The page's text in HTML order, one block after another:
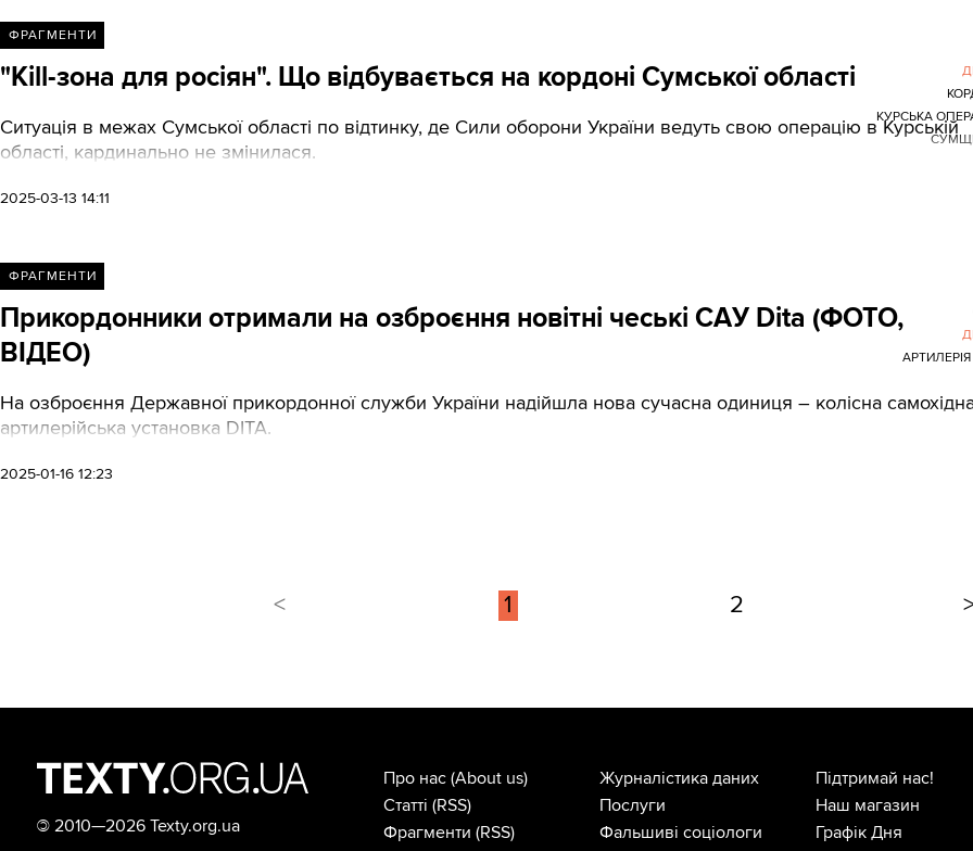
ФРАГМЕНТИ
"Kill-зона для росіян". Що відбувається на кордоні Сумської області
Ситуація в межах Сумської області по відтинку, де Сили оборони України ведуть свою операцію в Курській
області, кардинально не змінилася.
2025-03-13 14:11
КУРСЬКА
ФРАГМЕНТИ
Прикордонники отримали на озброєння новітні чеські САУ Dita (ФОТО,
ВІДЕО)
На озброєння Державної прикордонної служби України надійшла нова сучасна одиниця – колісна
артилерійська установка DITA.
2025-01-16 12:23
< 1 2
© 2010—2026 Texty.org.ua
Про нас (About us)
Статті (RSS)
Фрагменти (RSS)
Журналістика даних
Послуги
Фальшиві соціологи
Підтримай нас!
Наш магазин
Графік Дня